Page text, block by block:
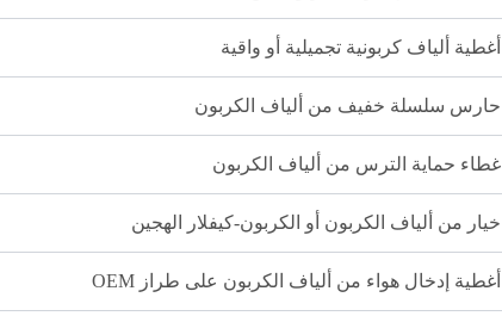
أغطية ألياف كربونية تجميلية أو واقية
حارس سلسلة خفيف من ألياف الكربون
غطاء حماية الترس من ألياف الكربون
خيار من ألياف الكربون أو الكربون-كيفلار الهجين
أغطية إدخال هواء من ألياف الكربون على طراز OEM